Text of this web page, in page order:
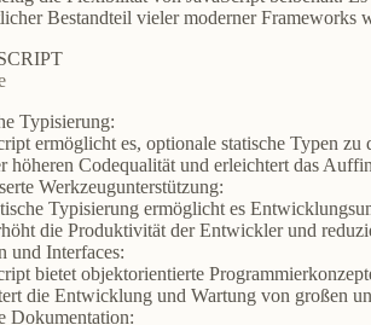
Bestandteil vieler moderner Frameworks
Typisierung:
ermöglicht es, optionale statische Typen
höheren Codequalität und erleichtert das
Werkzeugunterstützung:
Typisierung ermöglicht es
die Produktivität der Entwickler und
und Interfaces:
bietet objektorientierte
die Entwicklung und Wartung von großen
Dokumentation: